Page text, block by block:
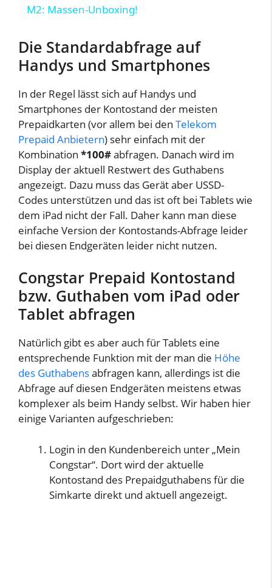
a
y
i
d
e
o
M2: Massen-Unboxing!
Die Standardabfrage auf
Handys und Smartphones
In der Regel lässt sich auf Handys und
Smartphones der Kontostand der meisten
Prepaidkarten (vor allem bei den Telekom
Prepaid Anbietern) sehr einfach mit der
Kombination *100#abfragen. Danach wird im
Display der aktuell Restwert des Guthabens
angezeigt. Dazu muss das Gerät aber USSD-
Codes unterstützen und das ist oft bei Tablets wie
dem iPad nicht der Fall. Daher kann man diese
einfache Version der Kontostands-Abfrage leider
bei diesen Endgeräten leider nicht nutzen.
Congstar Prepaid Kontostand
bzw. Guthaben vom iPad oder
Tablet abfragen
Natürlich gibt es aber auch für Tablets eine
entsprechende Funktion mit der man die Höhe
des Guthabensabfragen kann, allerdings ist die
Abfrage auf diesen Endgeräten meistens etwas
komplexer als beim Handy selbst. Wir haben hier
einige Varianten aufgeschrieben:
Login in den Kundenbereich unter „Mein
Congstar“. Dort wird der aktuelle
Kontostand des Prepaidguthabens für die
Simkarte direkt und aktuell angezeigt.